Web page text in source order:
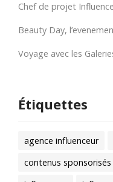
Chef de projet Influence
Beauty Day,
Voyage avec les
Étiquettes
agence influenceur
contenus sponsorisés